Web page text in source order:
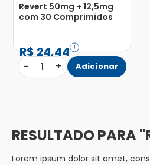
Revert 50mg + 12,5mg
com 30 Comprimidos
R$24,44
− 1 + Adicionar
Lorem ipsum dolor sit amet,